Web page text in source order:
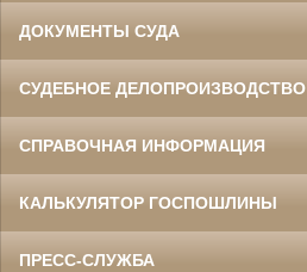
ДОКУМЕНТЫ СУДА
СУДЕБНОЕ ДЕЛОПРОИЗВОДСТВО
СПРАВОЧНАЯ ИНФОРМАЦИЯ
КАЛЬКУЛЯТОР ГОСПОШЛИНЫ
ПРЕСС-СЛУЖБА